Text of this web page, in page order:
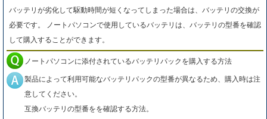
バッテリが劣化して駆動時間が短くなってしまった場合は、バッテリの交換が
必要です。 ノートパソコンで使用しているバッテリは、バッテリの型番を確認
して購入することができます。
ノートパソコンに添付されているバッテリパックを購入する方法
製品によって利用可能なバッテリパックの型番が異なるため、購入時は注
意してください。
互換バッテリの型番をを確認する方法。